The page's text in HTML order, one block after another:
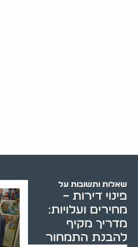
שאלות ותשובות על
פינוי דירות –
מחירים ועלויות:
מדריך מקיף
להבנת התמחור